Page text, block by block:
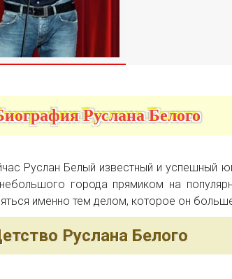
Руслана Белого
Руслан Белый известный и успешный
города прямиком на
именно тем делом, которое он
Руслана Белого